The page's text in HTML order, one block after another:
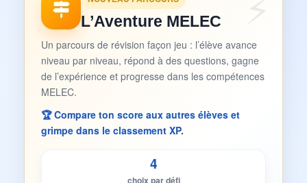
L’Aventure MELEC
Un parcours de révision façon jeu : l’élève avance
niveau par niveau, répond à des questions, gagne
de l’expérience et progresse dans les compétences
MELEC.
🏆 Compare ton score aux autres élèves et
grimpe dans le classement XP.
4
choix par défi